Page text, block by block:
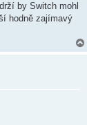
by Switch mohl
hodně zajímavý